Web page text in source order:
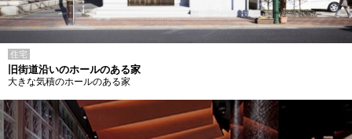
住宅
旧街道沿いのホールのある家
大きな気積のホールのある家